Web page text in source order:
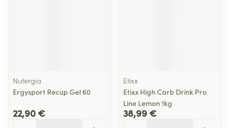
Nutergia
Ergysport Recup Gel 60
22,90 €
Etixx
Etixx High Carb Drink Pro
Line Lemon 1kg
38,99 €